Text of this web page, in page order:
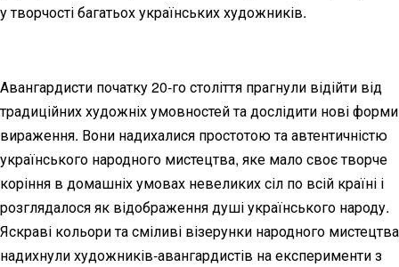
у творчості багатьох українських художників.
Авангардисти початку 20-го століття прагнули відійти від
традиційних художніх умовностей та дослідити нові форми
вираження. Вони надихалися простотою та автентичністю
українського народного мистецтва, яке мало своє творче
коріння в домашніх умовах невеликих сіл по всій країні і
розглядалося як відображення душі українського народу.
Яскраві кольори та сміливі візерунки народного мистецтва
надихнули художників-авангардистів на експерименти з